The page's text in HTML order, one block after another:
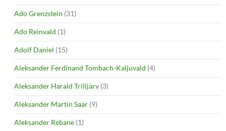
Ado Grenzstein (31)
Ado Reinvald (1)
Adolf Daniel (15)
Aleksander Ferdinand Tombach-Kaljuvald (4)
Aleksander Harald Trilljärv (3)
Aleksander Martin Saar (9)
Aleksander Rebane (1)